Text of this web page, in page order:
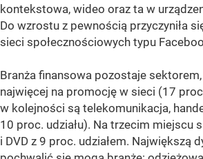
kontekstowa, wideo oraz ta w
Do wzrostu z pewnością przyczyniła
sieci społecznościowych typu
Branża finansowa pozostaje
najwięcej na promocję w sieci (17
w kolejności są telekomunikacja,
10 proc. udziału). Na trzecim miejscu
i DVD z 9 proc. udziałem. Największą